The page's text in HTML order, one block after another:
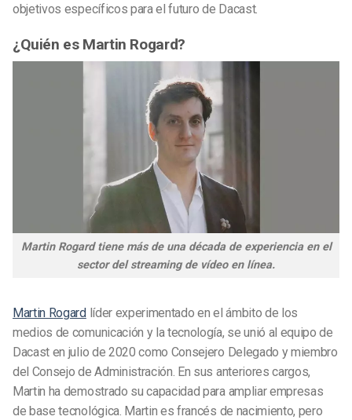
objetivos específicos para el futuro de Dacast.
¿Quién es Martin Rogard?
Martin Rogard tiene más de una década de experiencia en el
sector del streaming de vídeo en línea.
Martin Rogard líder experimentado en el ámbito de los
medios de comunicación y la tecnología, se unió al equipo de
Dacast en julio de 2020 como Consejero Delegado y miembro
del Consejo de Administración. En sus anteriores cargos,
Martin ha demostrado su capacidad para ampliar empresas
de base tecnológica. Martin es francés de nacimiento, pero